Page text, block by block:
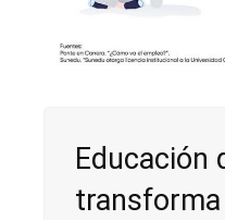
Educación
transforma